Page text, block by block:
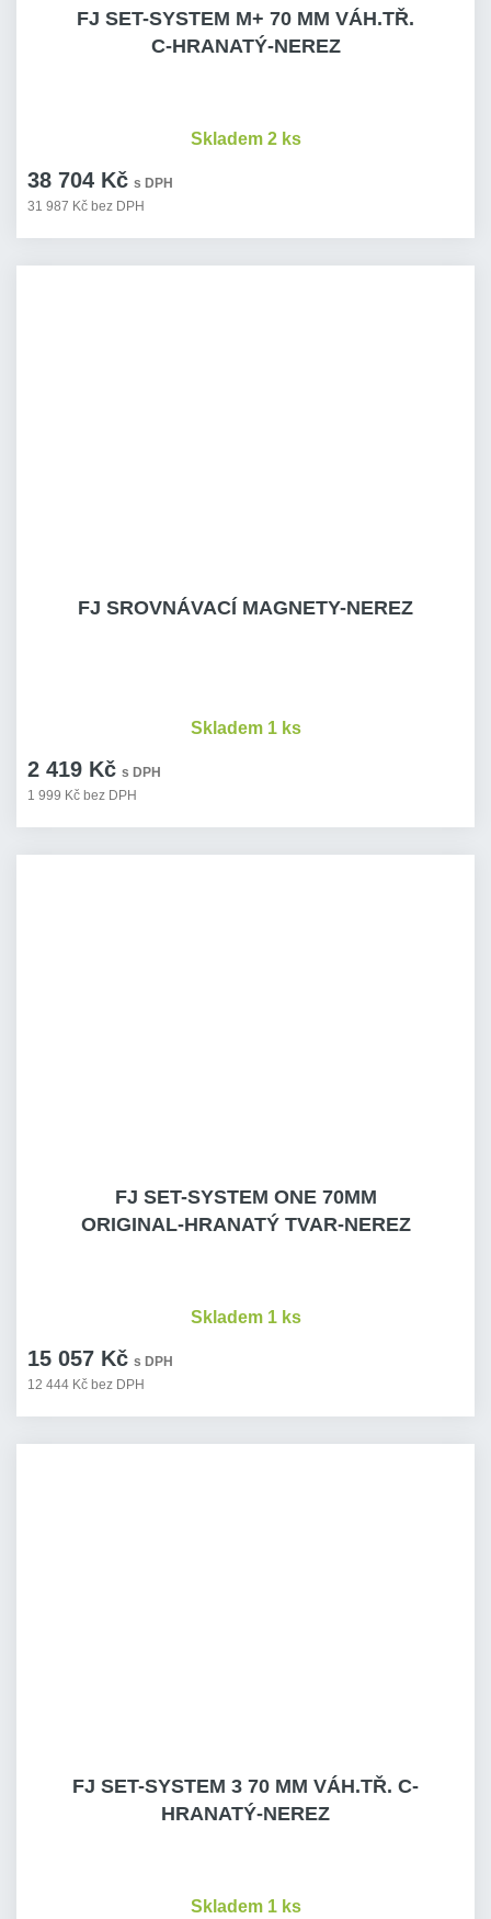
FJ SET-SYSTEM M+ 70 MM VÁH.TŘ.
C-HRANATÝ-NEREZ
38 704 Kč s DPH
31 987 Kč bez DPH
Skladem 2 ks
FJ SROVNÁVACÍ MAGNETY-NEREZ
2 419 Kč s DPH
1 999 Kč bez DPH
Skladem 1 ks
FJ SET-SYSTEM ONE 70MM
ORIGINAL-HRANATÝ TVAR-NEREZ
15 057 Kč s DPH
12 444 Kč bez DPH
Skladem 1 ks
FJ SET-SYSTEM 3 70 MM VÁH.TŘ. C-
HRANATÝ-NEREZ
Skladem 1 ks